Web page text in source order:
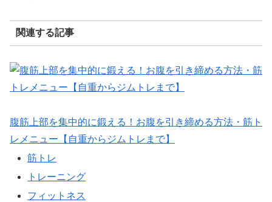
関連する記事
腹筋上部を集中的に鍛える！お腹を引き締める方法・筋ト
レメニュー【自重からジムトレまで】
筋トレ
トレーニング
フィットネス